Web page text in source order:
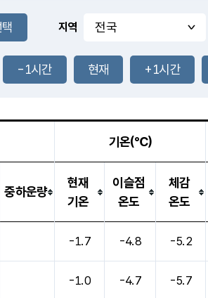
26.2
℃ -mm
지역
-1시간 현재 +1시간
기온(℃)
중하운량
현재
기온
이슬점
온도
체감
온도
-1.7 -4.8 -5.2
-1.0 -4.7 -5.7